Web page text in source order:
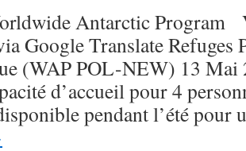
Antarctic Program
Google Translate Refuges
(WAP POL-NEW) 13 Mai
d’accueil pour 4
pendant l’été